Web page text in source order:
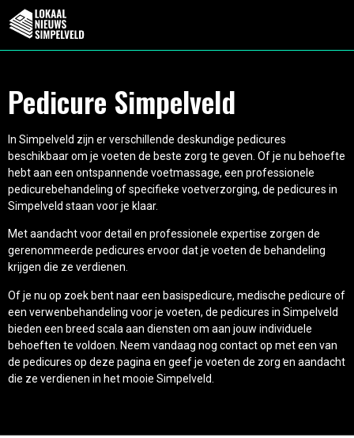
Pedicure Simpelveld
In Simpelveld zijn er verschillende deskundige pedicures
beschikbaar om je voeten de beste zorg te geven. Of je nu behoefte
hebt aan een ontspannende voetmassage, een professionele
pedicurebehandeling of specifieke voetverzorging, de pedicures in
Simpelveld staan voor je klaar.
Met aandacht voor detail en professionele expertise zorgen de
gerenommeerde pedicures ervoor dat je voeten de behandeling
krijgen die ze verdienen.
Of je nu op zoek bent naar een basispedicure, medische pedicure of
een verwenbehandeling voor je voeten, de pedicures in Simpelveld
bieden een breed scala aan diensten om aan jouw individuele
behoeften te voldoen. Neem vandaag nog contact op met een van
de pedicures op deze pagina en geef je voeten de zorg en aandacht
die ze verdienen in het mooie Simpelveld.